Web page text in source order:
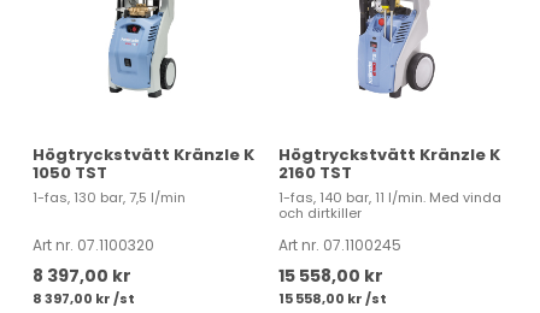
Högtryckstvätt Kränzle K
1050 TST
1-fas, 130 bar, 7,5 l/min
Art nr. 07.1100320
8 397,00 kr
8 397,00 kr /st
Högtryckstvätt Kränzle K
2160 TST
1-fas, 140 bar, 11 l/min. Med vinda
och dirtkiller
Art nr. 07.1100245
15 558,00 kr
15 558,00 kr /st